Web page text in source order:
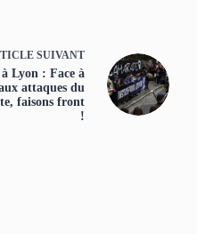
SUIVANT
Lyon : Face à
attaques du
faisons front
!